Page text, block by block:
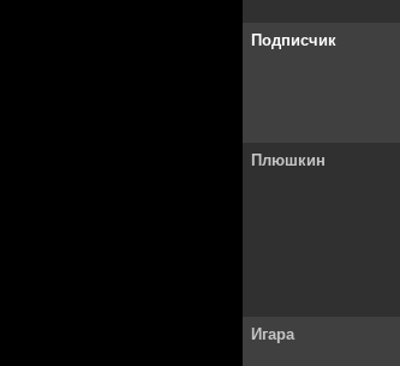
Подписчик
Плюшкин
Игара